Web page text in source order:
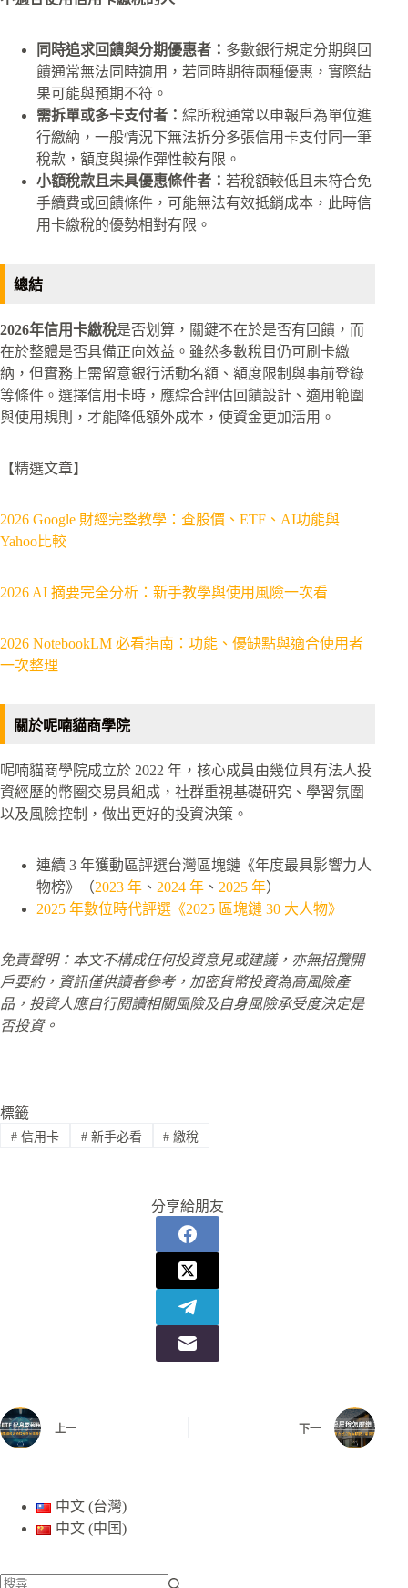
同時追求回饋與分期優惠者： 多數銀行規定分期與回
饋通常無法同時適用，若同時期待兩種優惠，實際結
果可能與預期不符。
需拆單或多卡支付者： 綜所稅通常以申報戶為單位進
行繳納，一般情況下無法拆分多張信用卡支付同一筆
稅款，額度與操作彈性較有限。
小額稅款且未具優惠條件者： 若稅額較低且未符合免
手續費或回饋條件，可能無法有效抵銷成本，此時信
用卡繳稅的優勢相對有限。
總結
2026年信用卡繳稅是否划算，關鍵不在於是否有回饋，而
在於整體是否具備正向效益。雖然多數稅目仍可刷卡繳
納，但實務上需留意銀行活動名額、額度限制與事前登錄
等條件。選擇信用卡時，應綜合評估回饋設計、適用範圍
與使用規則，才能降低額外成本，使資金更加活用。
【精選文章】
2026 Google 財經完整教學：查股價、ETF、AI功能與
Yahoo比較
2026 AI 摘要完全分析：新手教學與使用風險一次看
2026 NotebookLM 必看指南：功能、優缺點與適合使用者
一次整理
關於呢喃貓商學院
呢喃貓商學院成立於 2022 年，核心成員由幾位具有法人投
資經歷的幣圈交易員組成，社群重視基礎研究、學習氛圍
以及風險控制，做出更好的投資決策。
連續 3 年獲動區評選台灣區塊鏈《年度最具影響力人
物榜》（2023 年 、 2024 年 、 2025 年）
2025 年數位時代評選《2025 區塊鏈 30 大人物》
免責聲明：本文不構成任何投資意見或建議，亦無招攬開
戶要約，資訊僅供讀者參考，加密貨幣投資為高風險產
品，投資人應自行閱讀相關風險及自身風險承受度決定是
否投資。
標籤
#信用卡 #新手必看 # 繳稅
分享給朋友
上一 下一
中文 (台灣)
中文 (中国)